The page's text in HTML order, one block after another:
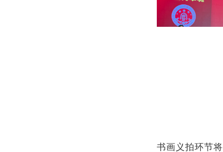
书画义拍环节